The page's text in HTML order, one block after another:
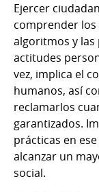
Ejercer
comprender
algoritmos y
actitudes
vez, implica el
humanos, así
reclamarlos
garantizados.
prácticas en
alcanzar un
social.